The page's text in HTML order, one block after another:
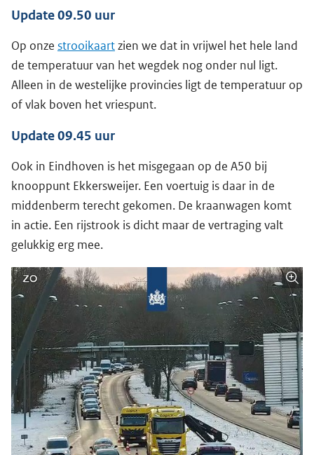
Update 09.50 uur
Op onze strooikaartzien we dat in vrijwel het hele land
de temperatuur van het wegdek nog onder nul ligt.
Alleen in de westelijke provincies ligt de temperatuur op
of vlak boven het vriespunt.
Update 09.45 uur
Ook in Eindhoven is het misgegaan op de A50 bij
knooppunt Ekkersweijer. Een voertuig is daar in de
middenberm terecht gekomen. De kraanwagen komt
in actie. Een rijstrook is dicht maar de vertraging valt
gelukkig erg mee.